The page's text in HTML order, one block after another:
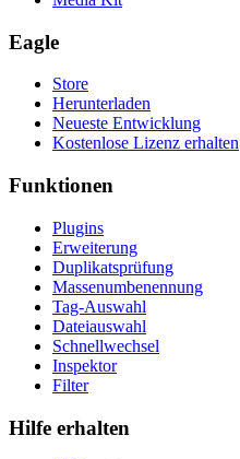
Eagle
Store
Herunterladen
Neueste Entwicklung
Kostenlose Lizenz erhalten
Funktionen
Plugins
Erweiterung
Duplikatsprüfung
Massenumbenennung
Tag-Auswahl
Dateiauswahl
Schnellwechsel
Inspektor
Filter
Hilfe erhalten